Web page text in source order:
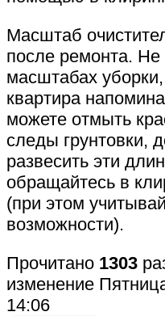
Масштаб
после ремонта. Не
масштабах
квартира
можете отмыть
следы грунтовки,
развесить эти
обращайтесь в
(при этом
возможности).
Прочитано 1303
изменение
14:06